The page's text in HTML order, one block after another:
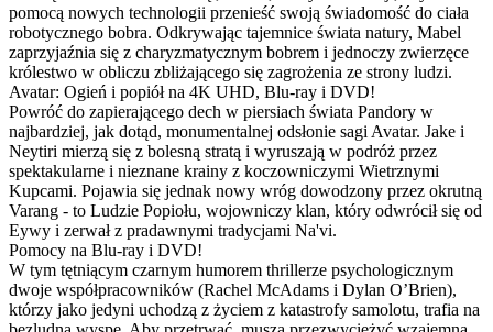
pomocą nowych technologii przenieść swoją świadomość do ciała
robotycznego bobra. Odkrywając tajemnice świata natury, Mabel
zaprzyjaźnia się z charyzmatycznym bobrem i jednoczy zwierzęce
królestwo w obliczu zbliżającego się zagrożenia ze strony ludzi.
Avatar: Ogień i popiół na 4K UHD, Blu-ray i DVD!
Powróć do zapierającego dech w piersiach świata Pandory w
najbardziej, jak dotąd, monumentalnej odsłonie sagi Avatar. Jake i
Neytiri mierzą się z bolesną stratą i wyruszają w podróż przez
spektakularne i nieznane krainy z koczowniczymi Wietrznymi
Kupcami. Pojawia się jednak nowy wróg dowodzony przez okrutną
Varang - to Ludzie Popiołu, wojowniczy klan, który odwrócił się od
Eywy i zerwał z pradawnymi tradycjami Na'vi.
Pomocy na Blu-ray i DVD!
W tym tętniącym czarnym humorem thrillerze psychologicznym
dwoje współpracowników (Rachel McAdams i Dylan O’Brien),
którzy jako jedyni uchodzą z życiem z katastrofy samolotu, trafia na